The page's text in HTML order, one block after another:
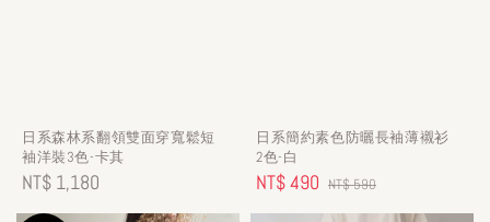
日系森林系翻領雙面穿寬鬆短
袖洋裝3色-卡其
Regular
price
NT$ 1,180
日系簡約素色防曬長袖薄襯衫
2色-白
Sale
price
NT$ 490 Regular
price
NT$ 590